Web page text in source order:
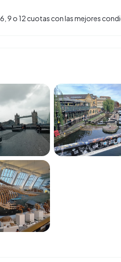
9 o 12 cuotas con las mejores